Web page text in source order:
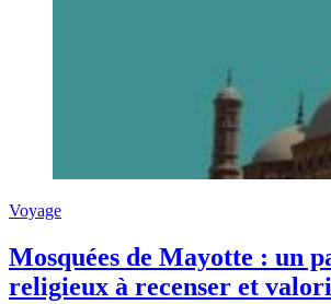
Voyage
Mosquées de Mayotte : un
religieux à recenser et